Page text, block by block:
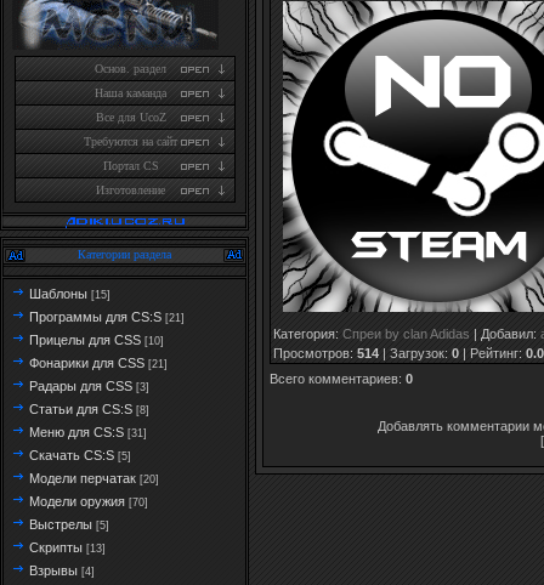
Основ. раздел
Наша каманда
Все для UcoZ
Требуются на сайт
Портал CS
Изготовление
Категории раздела
Шаблоны [15]
Программы для CS:S [21]
Прицелы для CSS [10]
Фонарики для CSS [21]
Радары для CSS [3]
Статьи для CS:S [8]
Меню для CS:S [31]
Скачать CS:S [5]
Модели перчатак [20]
Модели оружия [70]
Выстрелы [5]
Скрипты [13]
Взрывы [4]
Категория: Спреи by clan Adidas | Добавил:
Просмотров: 514 | Загрузок: 0 | Рейтинг: 0.0
Всего комментариев: 0
Добавлять комментарии